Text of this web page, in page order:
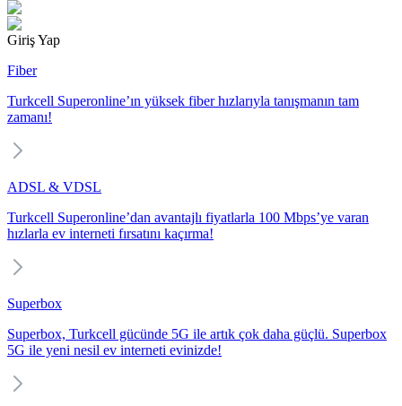
Giriş Yap
Fiber
Turkcell Superonline’ın yüksek fiber hızlarıyla tanışmanın tam
zamanı!
ADSL & VDSL
Turkcell Superonline’dan avantajlı fiyatlarla 100 Mbps’ye varan
hızlarla ev interneti fırsatını kaçırma!
Superbox
Superbox, Turkcell gücünde 5G ile artık çok daha güçlü. Superbox
5G ile yeni nesil ev interneti evinizde!